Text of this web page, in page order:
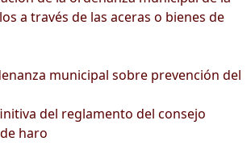
a través de las aceras o bienes de
municipal sobre prevención del
del reglamento del consejo
haro